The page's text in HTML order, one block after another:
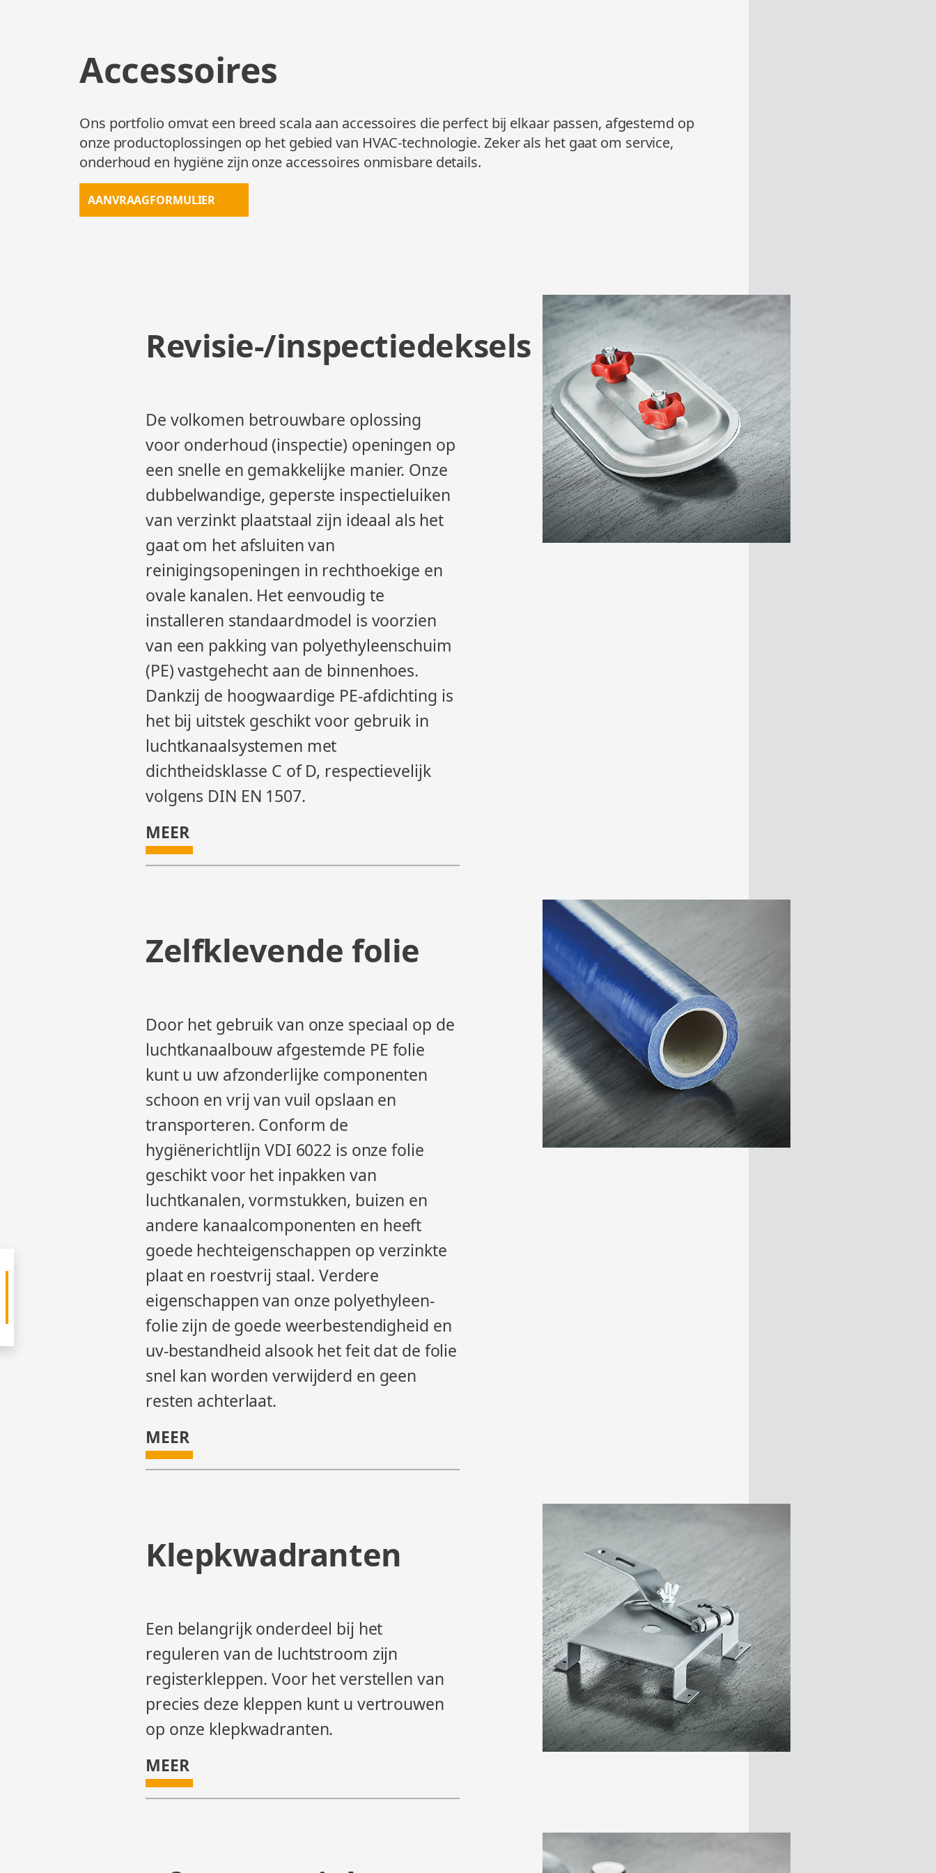
Accessoires
Ons portfolio omvat een breed scala aan accessoires die perfect bij elkaar passen, afgestemd op
onze productoplossingen op het gebied van HVAC-technologie. Zeker als het gaat om service,
onderhoud en hygiëne zijn onze accessoires onmisbare details.
AANVRAAGFORMULIER
Revisie-/inspectiedeksels
De volkomen betrouwbare oplossing
voor onderhoud (inspectie) openingen op
een snelle en gemakkelijke manier. Onze
dubbelwandige, geperste inspectieluiken
van verzinkt plaatstaal zijn ideaal als het
gaat om het afsluiten van
reinigingsopeningen in rechthoekige en
ovale kanalen. Het eenvoudig te
installeren standaardmodel is voorzien
van een pakking van polyethyleenschuim
(PE) vastgehecht aan de binnenhoes.
Dankzij de hoogwaardige PE-afdichting is
het bij uitstek geschikt voor gebruik in
luchtkanaalsystemen met
dichtheidsklasse C of D, respectievelijk
volgens DIN EN 1507.
MEER
Zelfklevende folie
Door het gebruik van onze speciaal op de
luchtkanaalbouw afgestemde PE folie
kunt u uw afzonderlijke componenten
schoon en vrij van vuil opslaan en
transporteren. Conform de
hygiënerichtlijn VDI 6022 is onze folie
geschikt voor het inpakken van
luchtkanalen, vormstukken, buizen en
andere kanaalcomponenten en heeft
goede hechteigenschappen op verzinkte
plaat en roestvrij staal. Verdere
eigenschappen van onze polyethyleen-
folie zijn de goede weerbestendigheid en
uv-bestandheid alsook het feit dat de folie
snel kan worden verwijderd en geen
resten achterlaat.
MEER
Klepkwadranten
Een belangrijk onderdeel bij het
reguleren van de luchtstroom zijn
registerkleppen. Voor het verstellen van
precies deze kleppen kunt u vertrouwen
op onze klepkwadranten.
MEER